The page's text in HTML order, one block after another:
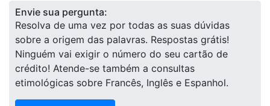
Envie sua pergunta:
Resolva de uma vez por todas as suas dúvidas
sobre a origem das palavras. Respostas grátis!
Ninguém vai exigir o número do seu cartão de
crédito! Atende-se também a consultas
etimológicas sobre Francês, Inglês e Espanhol.